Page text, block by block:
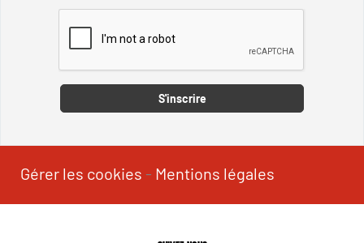
S'inscrire
Gérer les cookies - Mentions légales